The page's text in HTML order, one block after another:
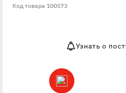
Код товара 100573
Узнать о